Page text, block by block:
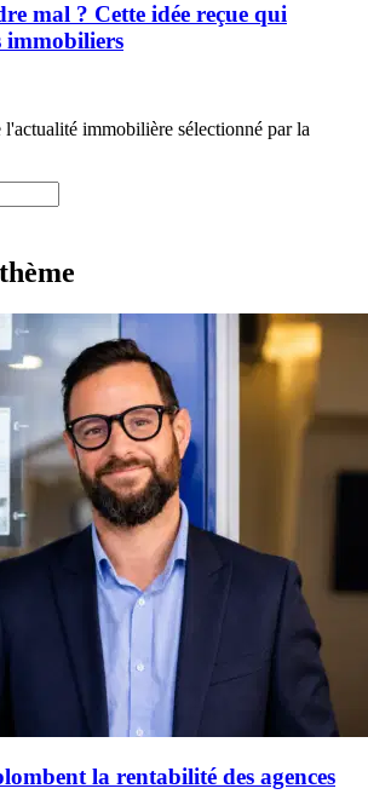
mal ? Cette idée reçue qui
immobiliers
l'actualité immobilière sélectionné par la
la rentabilité des agences